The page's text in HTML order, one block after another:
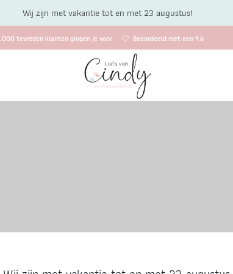
tevreden klanten gingen je voor Beoordeeld met een 9.6
Wij zijn met vakantie tot en met 23 augustus!